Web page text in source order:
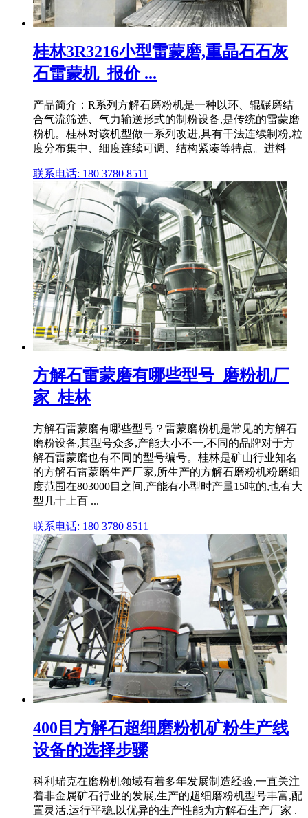
桂林3R3216小型雷蒙磨,重晶石石灰
石雷蒙机_报价 ...
产品简介：R系列方解石磨粉机是一种以环、辊碾磨结
合气流筛选、气力输送形式的制粉设备,是传统的雷蒙磨
粉机。桂林对该机型做一系列改进,具有干法连续制粉,粒
度分布集中、细度连续可调、结构紧凑等特点。进料
联系电话: 180 3780 8511
方解石雷蒙磨有哪些型号_磨粉机厂
家_桂林
方解石雷蒙磨有哪些型号？雷蒙磨粉机是常见的方解石
磨粉设备,其型号众多,产能大小不一,不同的品牌对于方
解石雷蒙磨也有不同的型号编号。桂林是矿山行业知名
的方解石雷蒙磨生产厂家,所生产的方解石磨粉机粉磨细
度范围在803000目之间,产能有小型时产量15吨的,也有大
型几十上百 ...
联系电话: 180 3780 8511
400目方解石超细磨粉机矿粉生产线
设备的选择步骤
科利瑞克在磨粉机领域有着多年发展制造经验,一直关注
着非金属矿石行业的发展,生产的超细磨粉机型号丰富,配
置灵活,运行平稳,以优异的生产性能为方解石生产厂家 .